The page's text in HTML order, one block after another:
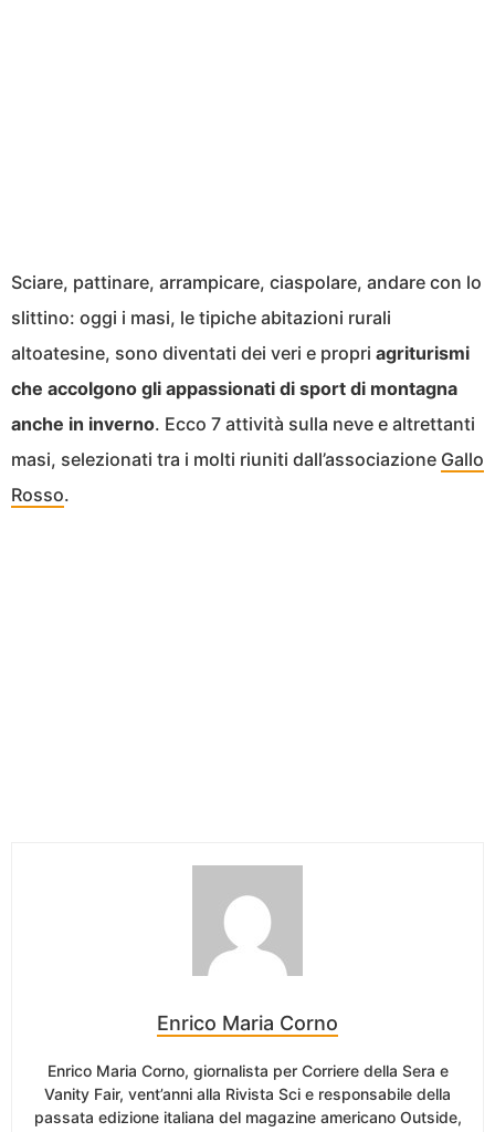
Sciare, pattinare, arrampicare, ciaspolare, andare con lo
slittino: oggi i masi, le tipiche abitazioni rurali
altoatesine, sono diventati dei veri e propri agriturismi
che accolgono gli appassionati di sport di montagna
anche in inverno. Ecco 7 attività sulla neve e altrettanti
masi, selezionati tra i molti riuniti dall’associazione Gallo
Rosso.
Enrico Maria Corno
Enrico Maria Corno, giornalista per Corriere della Sera e
Vanity Fair, vent’anni alla Rivista Sci e responsabile della
passata edizione italiana del magazine americano Outside,